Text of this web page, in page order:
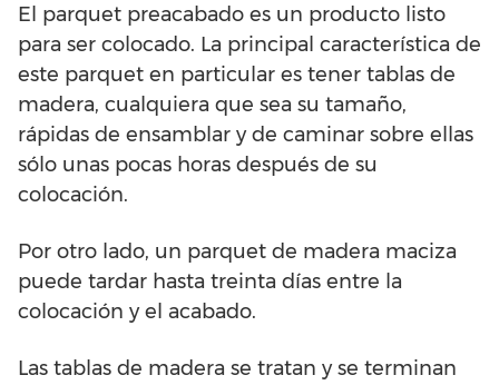
El parquet preacabado es un producto listo
para ser colocado. La principal característica de
este parquet en particular es tener tablas de
madera, cualquiera que sea su tamaño,
rápidas de ensamblar y de caminar sobre ellas
sólo unas pocas horas después de su
colocación.
Por otro lado, un parquet de madera maciza
puede tardar hasta treinta días entre la
colocación y el acabado.
Las tablas de madera se tratan y se terminan